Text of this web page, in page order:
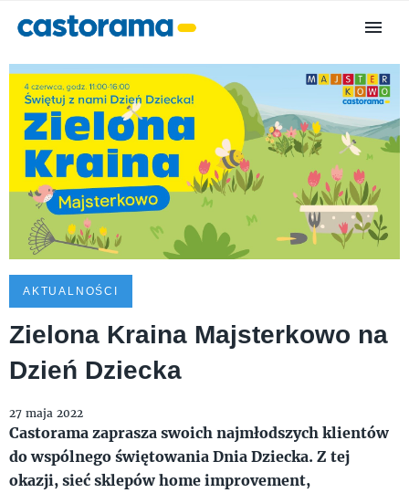
AKTUALNOŚCI
Zielona Kraina Majsterkowo na
Dzień Dziecka
27 maja 2022
Castorama zaprasza swoich najmłodszych klientów
do wspólnego świętowania Dnia Dziecka. Z tej
okazji, sieć sklepów home improvement,